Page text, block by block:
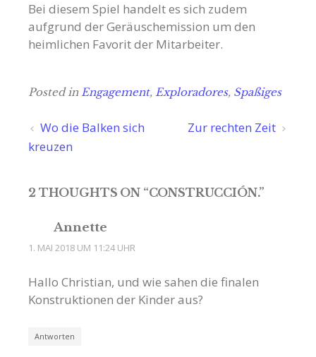
Bei diesem Spiel handelt es sich zudem
aufgrund der Geräuschemission um den
heimlichen Favorit der Mitarbeiter.
Posted inEngagement, Exploradores, Spaßiges
Beitragsnavigation
Wo die Balken sich
kreuzen
Zur rechten Zeit
2 THOUGHTS ON “CONSTRUCCIÓN.”
Annette
1. MAI 2018 UM 11:24 UHR
Hallo Christian, und wie sahen die finalen
Konstruktionen der Kinder aus?
Antworten